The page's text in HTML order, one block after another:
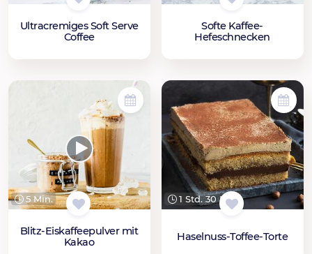
Ultracremiges Soft Serve
Coffee
Softe Kaffee-
Hefeschnecken
5 Min.
Blitz-Eiskaffeepulver mit
Kakao
1 Std. 30 Min.
Haselnuss-Toffee-Torte